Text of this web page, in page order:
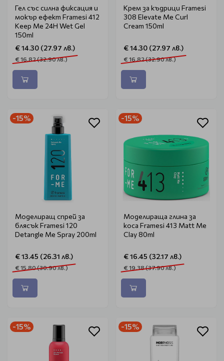
Гел със силна фиксация и
мокър ефект Framesi 412
Keep Me 24H Wet Gel
150ml
€ 14.30 (27.97 лв.)
€ 16.82 (32.90 лв.)
Крем за къдрици Framesi
308 Elevate Me Curl
Cream 150ml
€ 14.30 (27.97 лв.)
€ 16.82 (32.90 лв.)
-15%
Моделиращ спрей за
блясък Framesi 120
Detangle Me Spray 200ml
€ 13.45 (26.31 лв.)
€ 15.80 (30.90 лв.)
-15%
Моделираща глина за
коса Framesi 413 Matt Me
Clay 80ml
€ 16.45 (32.17 лв.)
€ 19.38 (37.90 лв.)
-15% -15%